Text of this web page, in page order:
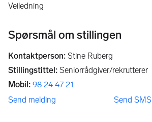
Veiledning
Spørsmål om stillingen
Kontaktperson: Stine Ruberg
Stillingstittel: Seniorrådgiver/rekrutterer
Mobil: 98 24 47 21
Send melding
Send SMS